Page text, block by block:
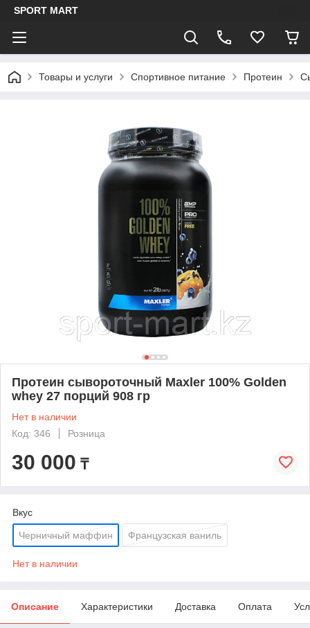
SPORT MART
Товары и услуги Спортивное питание Протеин
Протеин сывороточный Maxler 100% Golden
whey 27 порций 908 гр
Нет в наличии
Код: 346
Розница
30 000 ₸
Вкус
Черничный маффин Французская ваниль
Нет в наличии
Описание Характеристики Доставка Оплата